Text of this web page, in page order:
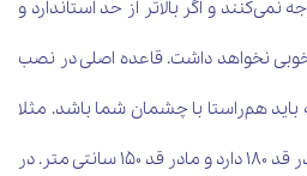
نمی‌کنند و اگر بالاتر از حد استاندارد و
نخواهد داشت. قاعده اصلی در نصب
هم‌راستا با چشمان شما باشد. مثلا
تصور کنید که در یک خانواده پدر قد 180 دارد و مادر قد 150 سانتی متر. در